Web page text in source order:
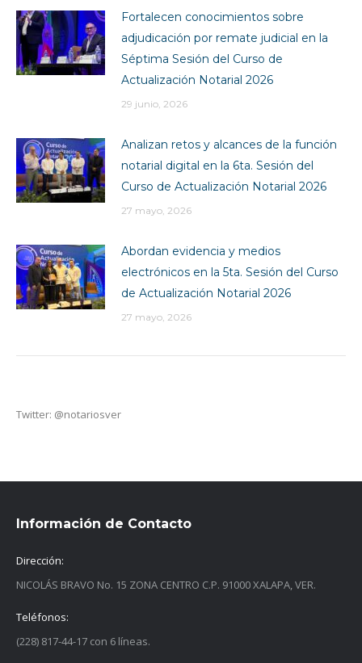
Fortalecen conocimientos sobre
adjudicación por remate judicial en la
Séptima Sesión del Curso de
Actualización Notarial 2026
29 junio, 2026
Analizan retos y alcances de la función
notarial digital en la 6ta. Sesión del
Curso de Actualización Notarial 2026
27 mayo, 2026
Abordan evidencia y medios
electrónicos en la 5ta. Sesión del Curso
de Actualización Notarial 2026
27 mayo, 2026
Twitter: @notariosver
Información de Contacto
Dirección:
NICOLÁS BRAVO No. 15 ZONA CENTRO C.P. 91000 XALAPA, VER.
Teléfonos:
(228) 817-44-17 con 6 líneas.